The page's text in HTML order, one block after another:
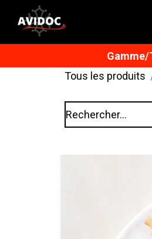
Tous les produits